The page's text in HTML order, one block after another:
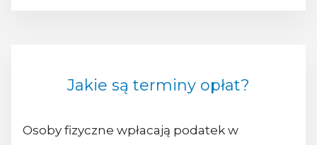
Jakie są terminy opłat?
Osoby fizyczne wpłacają podatek w